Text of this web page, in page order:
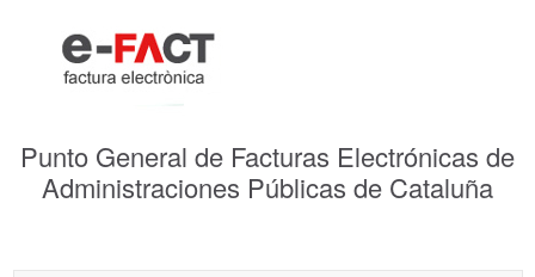
Punto General de Facturas Electrónicas de
Administraciones Públicas de Cataluña